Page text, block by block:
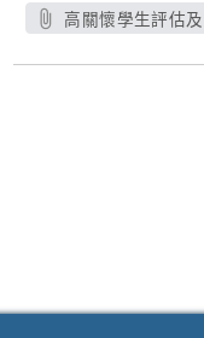
高關懷學生評估